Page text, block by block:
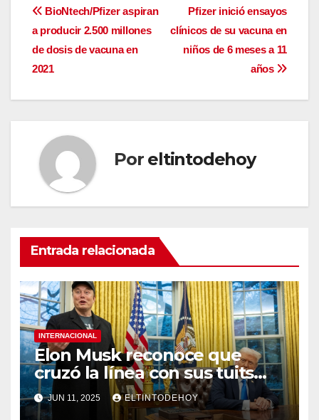
Navegación
de
entradas
Pfizer inició ensayos
clínicos de su vacuna en
niños de 6 meses a 11
años
BioNtech/Pfizer aspiran
a producir 2.500 millones
de dosis de vacuna en
2021
Por eltintodehoy
Entrada relacionada
INTERNACIONAL
Elon Musk reconoce que
cruzó la línea con sus tuits
dirigidos a Donald Trump
JUN 11, 2025 ELTINTODEHOY